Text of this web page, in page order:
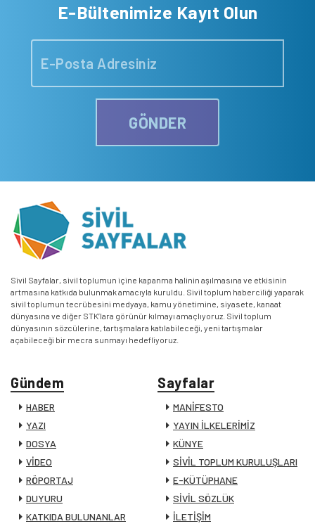
E-Bültenimize Kayıt Olun
GÖNDER
Sivil Sayfalar, sivil toplumun içine kapanma halinin aşılmasına ve etkisinin
artmasına katkıda bulunmak amacıyla kuruldu. Sivil toplum haberciliği yaparak
sivil toplumun tecrübesini medyaya, kamu yönetimine, siyasete, kanaat
dünyasına ve diğer STK’lara görünür kılmayı amaçlıyoruz. Sivil toplum
dünyasının sözcülerine, tartışmalara katılabileceği, yeni tartışmalar
açabileceği bir mecra sunmayı hedefliyoruz.
Gündem
HABER
YAZI
DOSYA
VİDEO
RÖPORTAJ
DUYURU
KATKIDA BULUNANLAR
Sayfalar
MANİFESTO
YAYIN İLKELERİMİZ
KÜNYE
SİVİL TOPLUM KURULUŞLARI
E-KÜTÜPHANE
SİVİL SÖZLÜK
İLETİŞİM